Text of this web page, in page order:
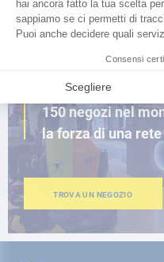
SFOGLIA IL CATALOGO
VICINO A TE
150 negozi nel
la forza di una rete
TROVA UN NEGOZIO